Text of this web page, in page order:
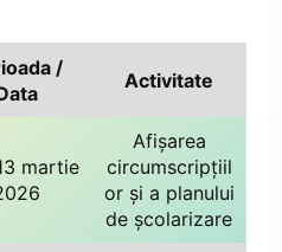
/
Activitate
martie
Afișarea
circumscripțiil
or și a planului
de școlarizare